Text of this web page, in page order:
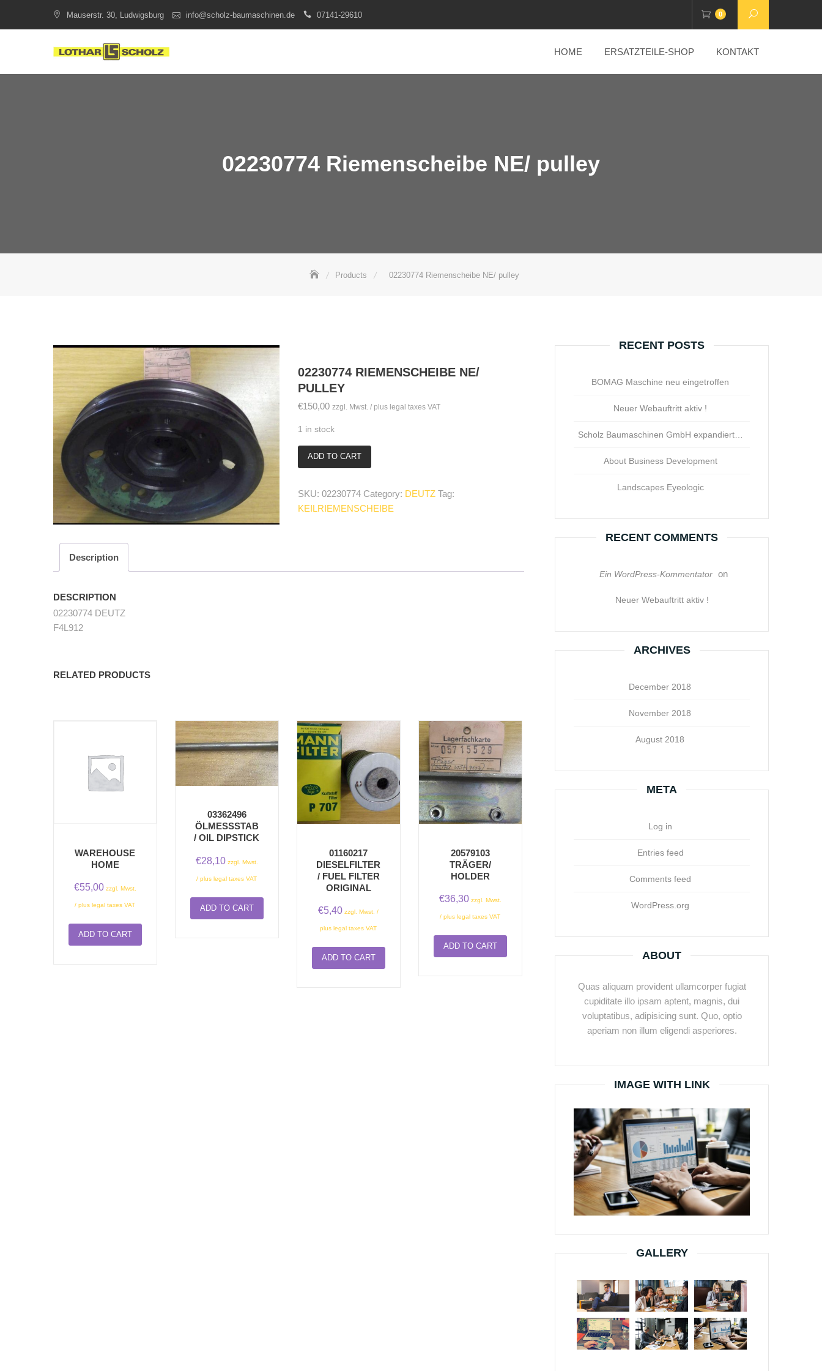
Mauserstr. 30, Ludwigsburg info@scholz-baumaschinen.de 07141-29610 0
HOME ERSATZTEILE-SHOP KONTAKT
02230774 Riemenscheibe NE/ pulley
Products 02230774 Riemenscheibe NE/ pulley
02230774 RIEMENSCHEIBE NE/
PULLEY
€150,00 zzgl. Mwst. / plus legal taxes VAT
1 in stock
02230774
pulley
quantity
ADD TO CART
SKU:02230774 Category: DEUTZ Tag:
KEILRIEMENSCHEIBE
Description
DESCRIPTION
02230774 DEUTZ
F4L912
RELATED PRODUCTS
WAREHOUSE
HOME
€55,00 zzgl. Mwst.
/ plus legal taxes VAT
ADD TO CART
03362496
ÖLMESSSTAB/
OIL DIPSTICK
€28,10 zzgl. Mwst.
/ plus legal taxes VAT
ADD TO CART
01160217
DIESELFILTER
/ FUEL FILTER
ORIGINAL
€5,40 zzgl. Mwst. /
plus legal taxes VAT
ADD TO CART
20579103
TRÄGER/
HOLDER
€36,30 zzgl. Mwst.
/ plus legal taxes VAT
ADD TO CART
RECENT POSTS
BOMAG Maschine neu eingetroffen
Neuer Webauftritt aktiv !
Scholz Baumaschinen GmbH expandiert…
About Business Development
Landscapes Eyeologic
RECENT COMMENTS
Ein WordPress-Kommentator on
Neuer Webauftritt aktiv !
ARCHIVES
December 2018
November 2018
August 2018
META
Log in
Entries feed
Comments feed
WordPress.org
ABOUT
Quas aliquam provident ullamcorper fugiat
cupiditate illo ipsam aptent, magnis, dui
voluptatibus, adipisicing sunt. Quo, optio
aperiam non illum eligendi asperiores.
IMAGE WITH LINK
GALLERY